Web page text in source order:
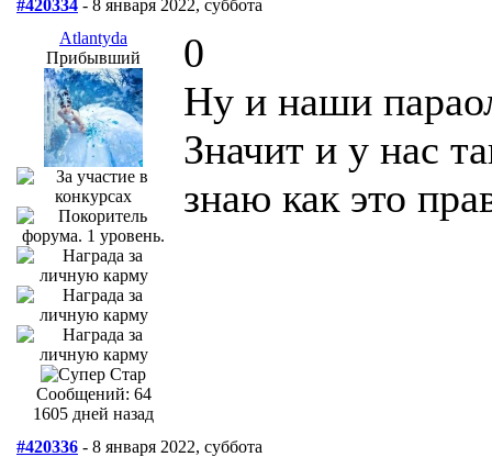
#420334 - 8 января 2022, суббота
Atlantyda
Прибывший
Сообщений: 64
1605 дней назад
0
Ну и наши
Значит и у нас
знаю как это
#420336 - 8 января 2022, суббота